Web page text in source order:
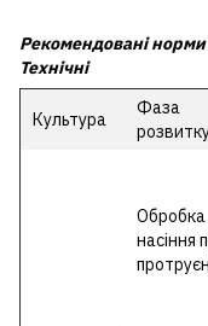
Рекомендовані
Технічні
Культура
Фаза
Обробка
насіння